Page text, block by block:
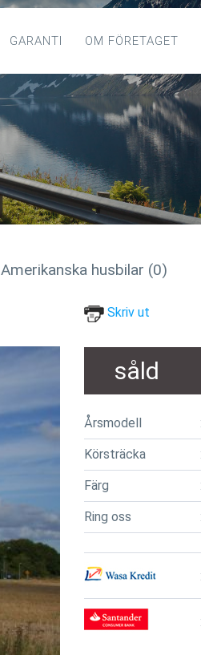
GARANTI OM FÖRETAGET
Amerikanska husbilar (0)
Skriv ut
såld
Årsmodell
Körsträcka
Färg
Ring oss